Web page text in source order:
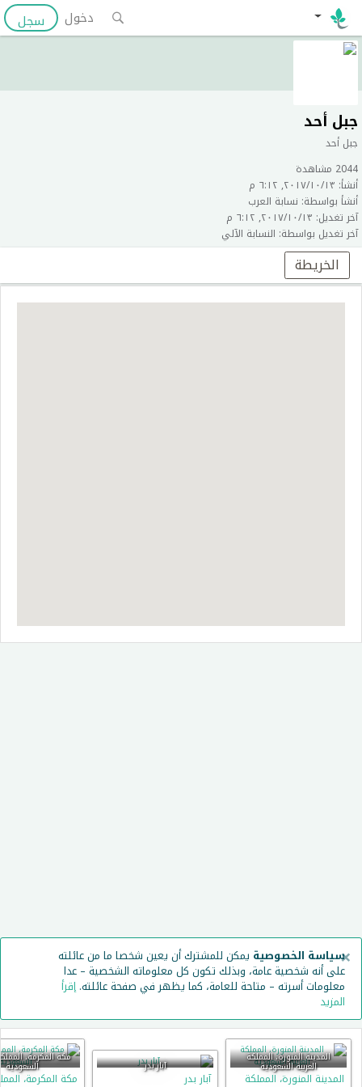
دخول سجل
جبل أحد
جبل أحد
2044 مشاهدة
أنشأ: ١٣‏/١٠‏/٢٠١٧, ٦:١٢ م
أنشأ بواسطة: نسابة العرب
آخر تغديل: ١٣‏/١٠‏/٢٠١٧, ٦:١٢ م
آخر تغديل بواسطة: النسابة الآلي
الخريطة
سياسة الخصوصية يمكن للمشترك أن يعين شخصا ما من عائلته
على أنه شخصية عامة، وبذلك تكون كل معلوماته الشخصية – عدا
معلومات أسرته – متاحة للعامة، كما يظهر في صفحة عائلته.إقرأ
المزيد
×
المدينة المنورة، المملكة
العربية السعودية
المدينة المنورة، المملكة
آبار بدر
آبار بدر
مكة المكرمة،
السعودية
مكة المكرمة،